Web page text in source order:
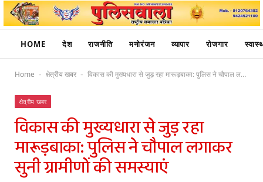
HOME देश राजनीति मनोरंजन व्यापार रोजगार
Home - क्षेत्रीय खबर - विकास की मुख्यधारा से जुड़ रहा मारूड़बाका: पुलिस ने चौपाल लगाकर सुनी ग्रामीणों की समस्याएं
क्षेत्रीय खबर
विकास की मुख्यधारा से जुड़ रहा
मारूड़बाका: पुलिस ने चौपाल लगाकर
सुनी ग्रामीणों की समस्याएं